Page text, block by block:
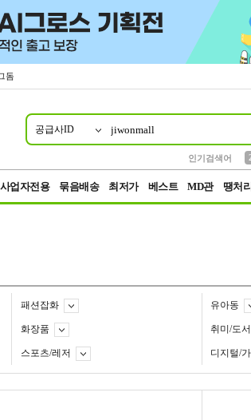
돔
공급사ID
인기검색어
사업자전용 묶음배송 최저가 베스트 MD관 땡처리
패션잡화 유아동
화장품 취미/도서
스포츠/레저 디지털/